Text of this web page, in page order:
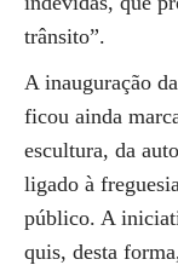
trânsito”.
A inauguração
ficou ainda
escultura, da
ligado à
público. A
quis, desta